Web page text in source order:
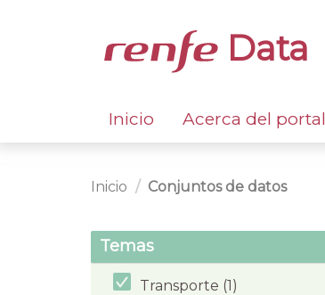
Data
Inicio Acerca del portal
Inicio Conjuntos de datos
Temas
Transporte (1)